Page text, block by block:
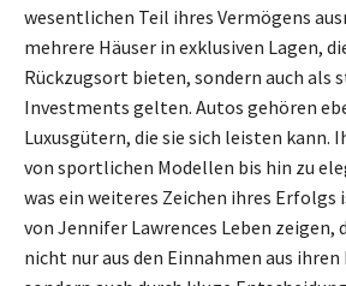
wesentlichen Teil ihres Vermögens
mehrere Häuser in exklusiven Lagen,
Rückzugsort bieten, sondern auch als
Investments gelten. Autos gehören
Luxusgütern, die sie sich leisten kann.
von sportlichen Modellen bis hin zu
was ein weiteres Zeichen ihres Erfolgs
von Jennifer Lawrences Leben zeigen,
nicht nur aus den Einnahmen aus